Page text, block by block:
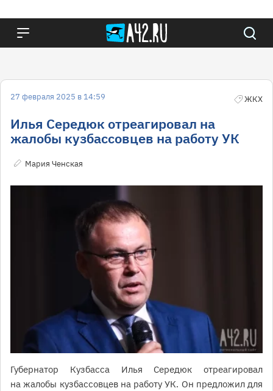
27 февраля 2025 в 14:59 ЖКХ
Илья Середюк отреагировал на
жалобы кузбассовцев на работу УК
Мария Ченская
Губернатор Кузбасса Илья Середюк отреагировал
на жалобы кузбассовцев на работу УК. Он предложил для